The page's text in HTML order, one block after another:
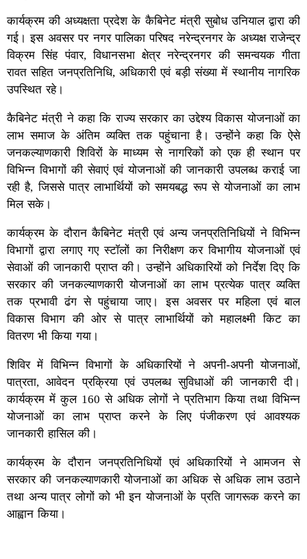
कार्यक्रम की अध्यक्षता प्रदेश के कैबिनेट मंत्री सुबोध उनियाल द्वारा की
गई। इस अवसर पर नगर पालिका परिषद नरेन्द्रनगर के अध्यक्ष राजेन्द्र
विक्रम सिंह पंवार, विधानसभा क्षेत्र नरेन्द्रनगर की समन्वयक गीता
रावत सहित जनप्रतिनिधि, अधिकारी एवं बड़ी संख्या में स्थानीय नागरिक
उपस्थित रहे।
कैबिनेट मंत्री ने कहा कि राज्य सरकार का उद्देश्य विकास योजनाओं का
लाभ समाज के अंतिम व्यक्ति तक पहुंचाना है। उन्होंने कहा कि ऐसे
जनकल्याणकारी शिविरों के माध्यम से नागरिकों को एक ही स्थान पर
विभिन्न विभागों की सेवाएं एवं योजनाओं की जानकारी उपलब्ध कराई जा
रही है, जिससे पात्र लाभार्थियों को समयबद्ध रूप से योजनाओं का लाभ
मिल सके।
कार्यक्रम के दौरान कैबिनेट मंत्री एवं अन्य जनप्रतिनिधियों ने विभिन्न
विभागों द्वारा लगाए गए स्टॉलों का निरीक्षण कर विभागीय योजनाओं एवं
सेवाओं की जानकारी प्राप्त की। उन्होंने अधिकारियों को निर्देश दिए कि
सरकार की जनकल्याणकारी योजनाओं का लाभ प्रत्येक पात्र व्यक्ति
तक प्रभावी ढंग से पहुंचाया जाए। इस अवसर पर महिला एवं बाल
विकास विभाग की ओर से पात्र लाभार्थियों को महालक्ष्मी किट का
वितरण भी किया गया।
शिविर में विभिन्न विभागों के अधिकारियों ने अपनी-अपनी योजनाओं,
पात्रता, आवेदन प्रक्रिया एवं उपलब्ध सुविधाओं की जानकारी दी।
कार्यक्रम में कुल 160 से अधिक लोगों ने प्रतिभाग किया तथा विभिन्न
योजनाओं का लाभ प्राप्त करने के लिए पंजीकरण एवं आवश्यक
जानकारी हासिल की।
कार्यक्रम के दौरान जनप्रतिनिधियों एवं अधिकारियों ने आमजन से
सरकार की जनकल्याणकारी योजनाओं का अधिक से अधिक लाभ उठाने
तथा अन्य पात्र लोगों को भी इन योजनाओं के प्रति जागरूक करने का
आह्वान किया।